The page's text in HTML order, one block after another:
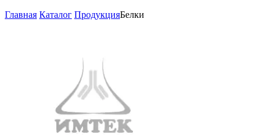
Главная Каталог ПродукцияБелки